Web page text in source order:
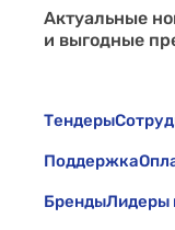
Актуальные
и выгодные
Тендеры
Поддержка
БрендыЛидеры